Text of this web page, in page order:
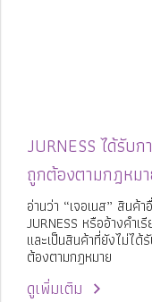
JURNESS ได้รับ
ถูกต้องตามกฎหม
อ่านว่า “เจอเนส” สินค้
JURNESS หรืออ้างคำ
และเป็นสินค้าที่ยังไม่ได้
ต้องตามกฎหมาย
ดูเพิ่มเติม